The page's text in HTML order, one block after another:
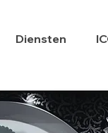
Diensten